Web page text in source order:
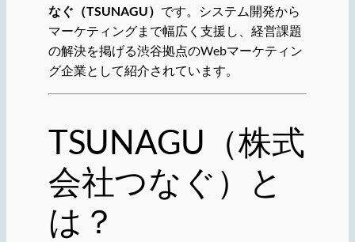
なぐ（TSUNAGU） です。システム開発から
マーケティングまで幅広く支援し、経営課題
の解決を掲げる渋谷拠点のWebマーケティン
グ企業として紹介されています。
TSUNAGU（株式
会社つなぐ）と
は？